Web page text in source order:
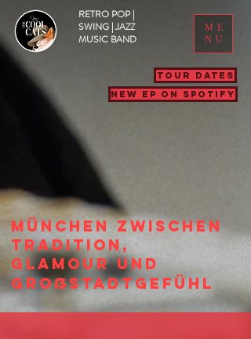
ME
NU
RETRO POP |
SWING | JAZZ
MUSIC BAND
TOUR DATES
NEW EP ON SPOTIFY
MÜNCHEN ZWISCHEN
TRADITION,
GLAMOUR UND
GROẞSTADTGEFÜHL